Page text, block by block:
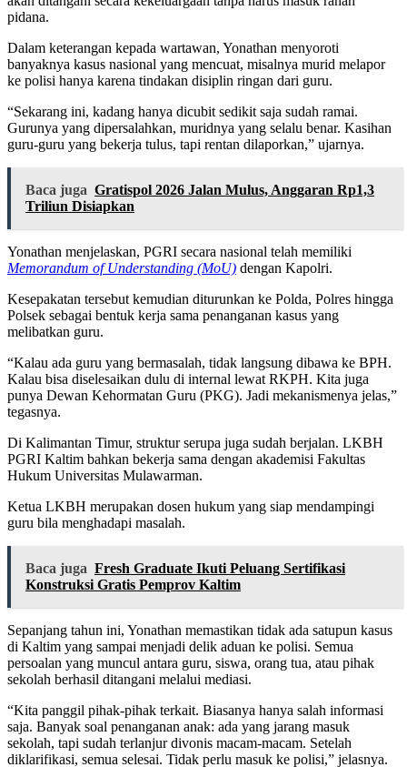
pidana.
Dalam keterangan kepada wartawan, Yonathan menyoroti
banyaknya kasus nasional yang mencuat, misalnya murid melapor
ke polisi hanya karena tindakan disiplin ringan dari guru.
“Sekarang ini, kadang hanya dicubit sedikit saja sudah ramai.
Gurunya yang dipersalahkan, muridnya yang selalu benar. Kasihan
guru-guru yang bekerja tulus, tapi rentan dilaporkan,” ujarnya.
Baca juga Gratispol 2026 Jalan Mulus, Anggaran Rp1,3
Triliun Disiapkan
Yonathan menjelaskan, PGRI secara nasional telah memiliki
Memorandum of Understanding (MoU) dengan Kapolri.
Kesepakatan tersebut kemudian diturunkan ke Polda, Polres hingga
Polsek sebagai bentuk kerja sama penanganan kasus yang
melibatkan guru.
“Kalau ada guru yang bermasalah, tidak langsung dibawa ke BPH.
Kalau bisa diselesaikan dulu di internal lewat RKPH. Kita juga
punya Dewan Kehormatan Guru (PKG). Jadi mekanismenya jelas,”
tegasnya.
Di Kalimantan Timur, struktur serupa juga sudah berjalan. LKBH
PGRI Kaltim bahkan bekerja sama dengan akademisi Fakultas
Hukum Universitas Mulawarman.
Ketua LKBH merupakan dosen hukum yang siap mendampingi
guru bila menghadapi masalah.
Baca juga Fresh Graduate Ikuti Peluang Sertifikasi
Konstruksi Gratis Pemprov Kaltim
Sepanjang tahun ini, Yonathan memastikan tidak ada satupun kasus
di Kaltim yang sampai menjadi delik aduan ke polisi. Semua
persoalan yang muncul antara guru, siswa, orang tua, atau pihak
sekolah berhasil ditangani melalui mediasi.
“Kita panggil pihak-pihak terkait. Biasanya hanya salah informasi
saja. Banyak soal penanganan anak: ada yang jarang masuk
sekolah, tapi sudah terlanjur divonis macam-macam. Setelah
diklarifikasi, semua selesai. Tidak perlu masuk ke polisi,” jelasnya.